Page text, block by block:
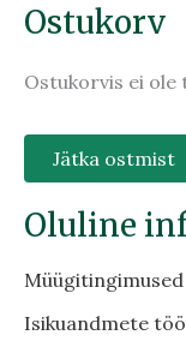
Ostukorv
Ostukorvis ei ole
Jätka ostmist
Oluline
Müügitingimused
Isikuandmete